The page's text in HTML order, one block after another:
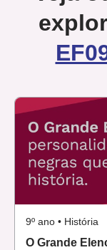
9º ano • História
O Grande